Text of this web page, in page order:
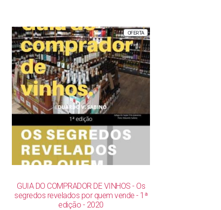
OFERTAPRODUTO
EM
PROMOÇÃO
GUIA DO COMPRADOR DE VINHOS - Os
segredos revelados por quem vende - 1ª
edição - 2020